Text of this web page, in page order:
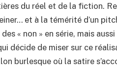
du réel et de la fiction.
et à la témérité d’un
« non » en série, mais
décide de miser sur ce
burlesque où la satire